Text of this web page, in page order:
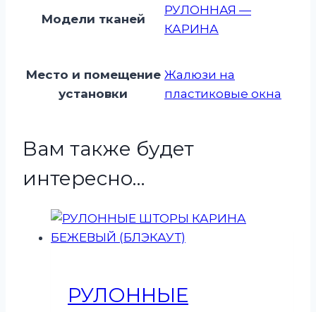
Модели тканей
РУЛОННАЯ —
КАРИНА
Место и помещение
установки
Жалюзи на
пластиковые окна
Вам также будет
интересно…
РУЛОННЫЕ